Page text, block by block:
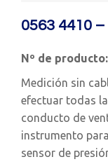
0563 4410
Nº de producto:
Medición sin
efectuar todas
conducto de
instrumento
sensor de